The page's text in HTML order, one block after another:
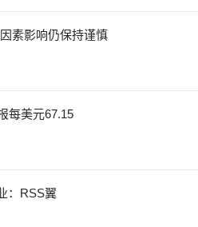
素影响仍保持谨慎
每美元67.15
：RSS翼